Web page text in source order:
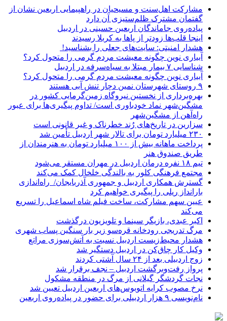
مشارکت اهل‌سنت و مسیحیان در راهپیمایی اربعین نشان از
گفتمان مشترک ظلم‌ستیزی آن دارد
پیاده‌روی جاماندگان اربعین حسینی در اردبیل
اینجا قلب‌ها زودتر از پاها به کربلا رسیدند
هشدار امنیتی: سایت‌های جعلی را بشناسید!
آبیاری نوین چگونه معیشت مردم گرمی را متحول کرد؟
شناسایی ۷ بیمار مبتلا به سیاه‌سرفه در اردبیل
آبیاری نوین چگونه معیشت مردم گرمی را متحول کرد؟
۹ روستای شهرستان نمین دچار تنش آبی هستند
بهره‌برداری از نخستین نیروگاه زمین‌گرمایی کشور در
مشگین‌شهر نماد خودباوری است/ تداوم پیگیری‌ها برای عبور
راه‌آهن از مشگین‌شهر
سزارین در تاریخ‌های رُند خطرناک و غیر قانونی است
۲۳۰ میلیارد تومان برای تالار شهر اردبیل تأمین شد
پرداخت ماهانه بیش از ۱۰۰ میلیارد تومان به هنرمندان از
طریق صندوق هنر
تیم ۱۸ نفره درمان اردبیل در مهران مستقر می‌شود
مجتمع فرهنگی کلور به بالندگی خلخال کمک می‌کند
گسترش همکاری اردبیل و جمهوری آذربایجان/ راه‌اندازی
بارانداز ریلی را پیگیری خواهیم کرد
عیین سهم مشارکت، ساخت فیلم شاه‌ اسماعیل را تسریع
می‌کند
اکبر عبدی، بازیگر سینما و تلویزیون درگذشت
مرگ تدریجی رودخانه قره‌سو زیر بار سنگین پساب شهری
هشدار محیط‌زیست اردبیل نسبت به آتش‌سوزی مراتع
وکیل کار چاق‌کن در اردبیل دستگیر شد
زوج اردبیلی بعد از ۲۴ سال آشتی کردند
پرواز رفت‌وبرگشت اردبیل – نجف برقرار شد
نجات گردشگر گیلانی از مرگ در منطقه مشکول
نرخ مصوب کرایه اتوبوس‌های اربعین اردبیل تعیین شد
نام‌نویسی ۹ هزار اردبیلی برای حضور در پیاده‌روی اربعین